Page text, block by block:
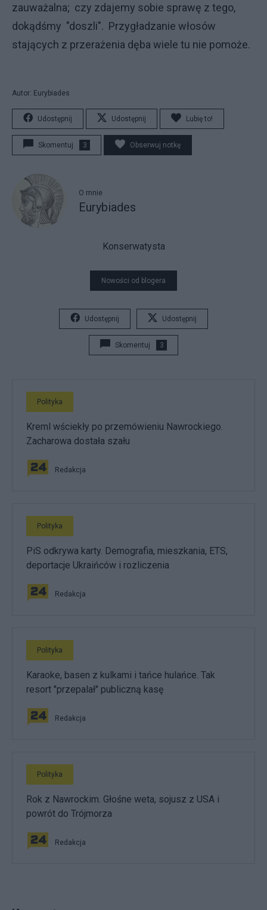
zauważalna; czy zdajemy sobie sprawę z tego,
dokądśmy "doszli". Przygładzanie włosów
stających z przerażenia dęba wiele tu nie pomoże.
Autor: Eurybiades
Udostępnij Udostępnij Lubię to!
Skomentuj 3 Obserwuj notkę
O mnie
Eurybiades
Konserwatysta
Nowości od blogera
Udostępnij Udostępnij
Skomentuj 3
Polityka
Kreml wściekły po przemówieniu Nawrockiego.
Zacharowa dostała szału
Redakcja
Polityka
PiS odkrywa karty. Demografia, mieszkania, ETS,
deportacje Ukraińców i rozliczenia
Redakcja
Polityka
Karaoke, basen z kulkami i tańce hulańce. Tak
resort "przepalał" publiczną kasę
Redakcja
Polityka
Rok z Nawrockim. Głośne weta, sojusz z USA i
powrót do Trójmorza
Redakcja